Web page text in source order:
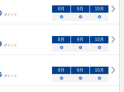
ポイント
8月 9月 10月
○ ○ ○
ポイント
8月 9月 10月
○ ○ ○
ポイント
8月 9月 10月
○ ○ ○